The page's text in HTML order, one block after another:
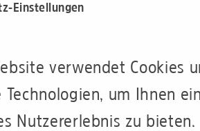
und
den Ersten
List
Einstellungen
verwendet Cookies
Technologien, um Ihnen
Nutzererlebnis zu bieten.